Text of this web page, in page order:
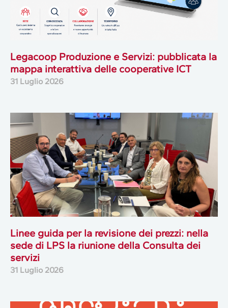
Legacoop Produzione e Servizi: pubblicata la
mappa interattiva delle cooperative ICT
31 Luglio 2026
Linee guida per la revisione dei prezzi: nella
sede di LPS la riunione della Consulta dei
servizi
31 Luglio 2026